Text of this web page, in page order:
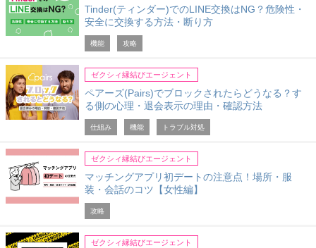
Tinder(ティンダー)でのLINE交換はNG？危険性・
安全に交換する方法・断り方
機能 攻略
ゼクシィ縁結びエージェント
ペアーズ(Pairs)でブロックされたらどうなる？す
る側の心理・退会表示の理由・確認方法
仕組み 機能 トラブル対処
ゼクシィ縁結びエージェント
マッチングアプリ初デートの注意点！場所・服
装・会話のコツ【女性編】
攻略
ゼクシィ縁結びエージェント